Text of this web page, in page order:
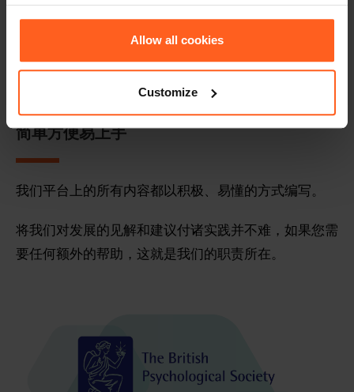
Allow all cookies
Customize
简单方便易上手
我们平台上的所有内容都以积极、易懂的方式编写。
将我们对发展的见解和建议付诸实践并不难，如果您需
要任何额外的帮助，这就是我们的职责所在。